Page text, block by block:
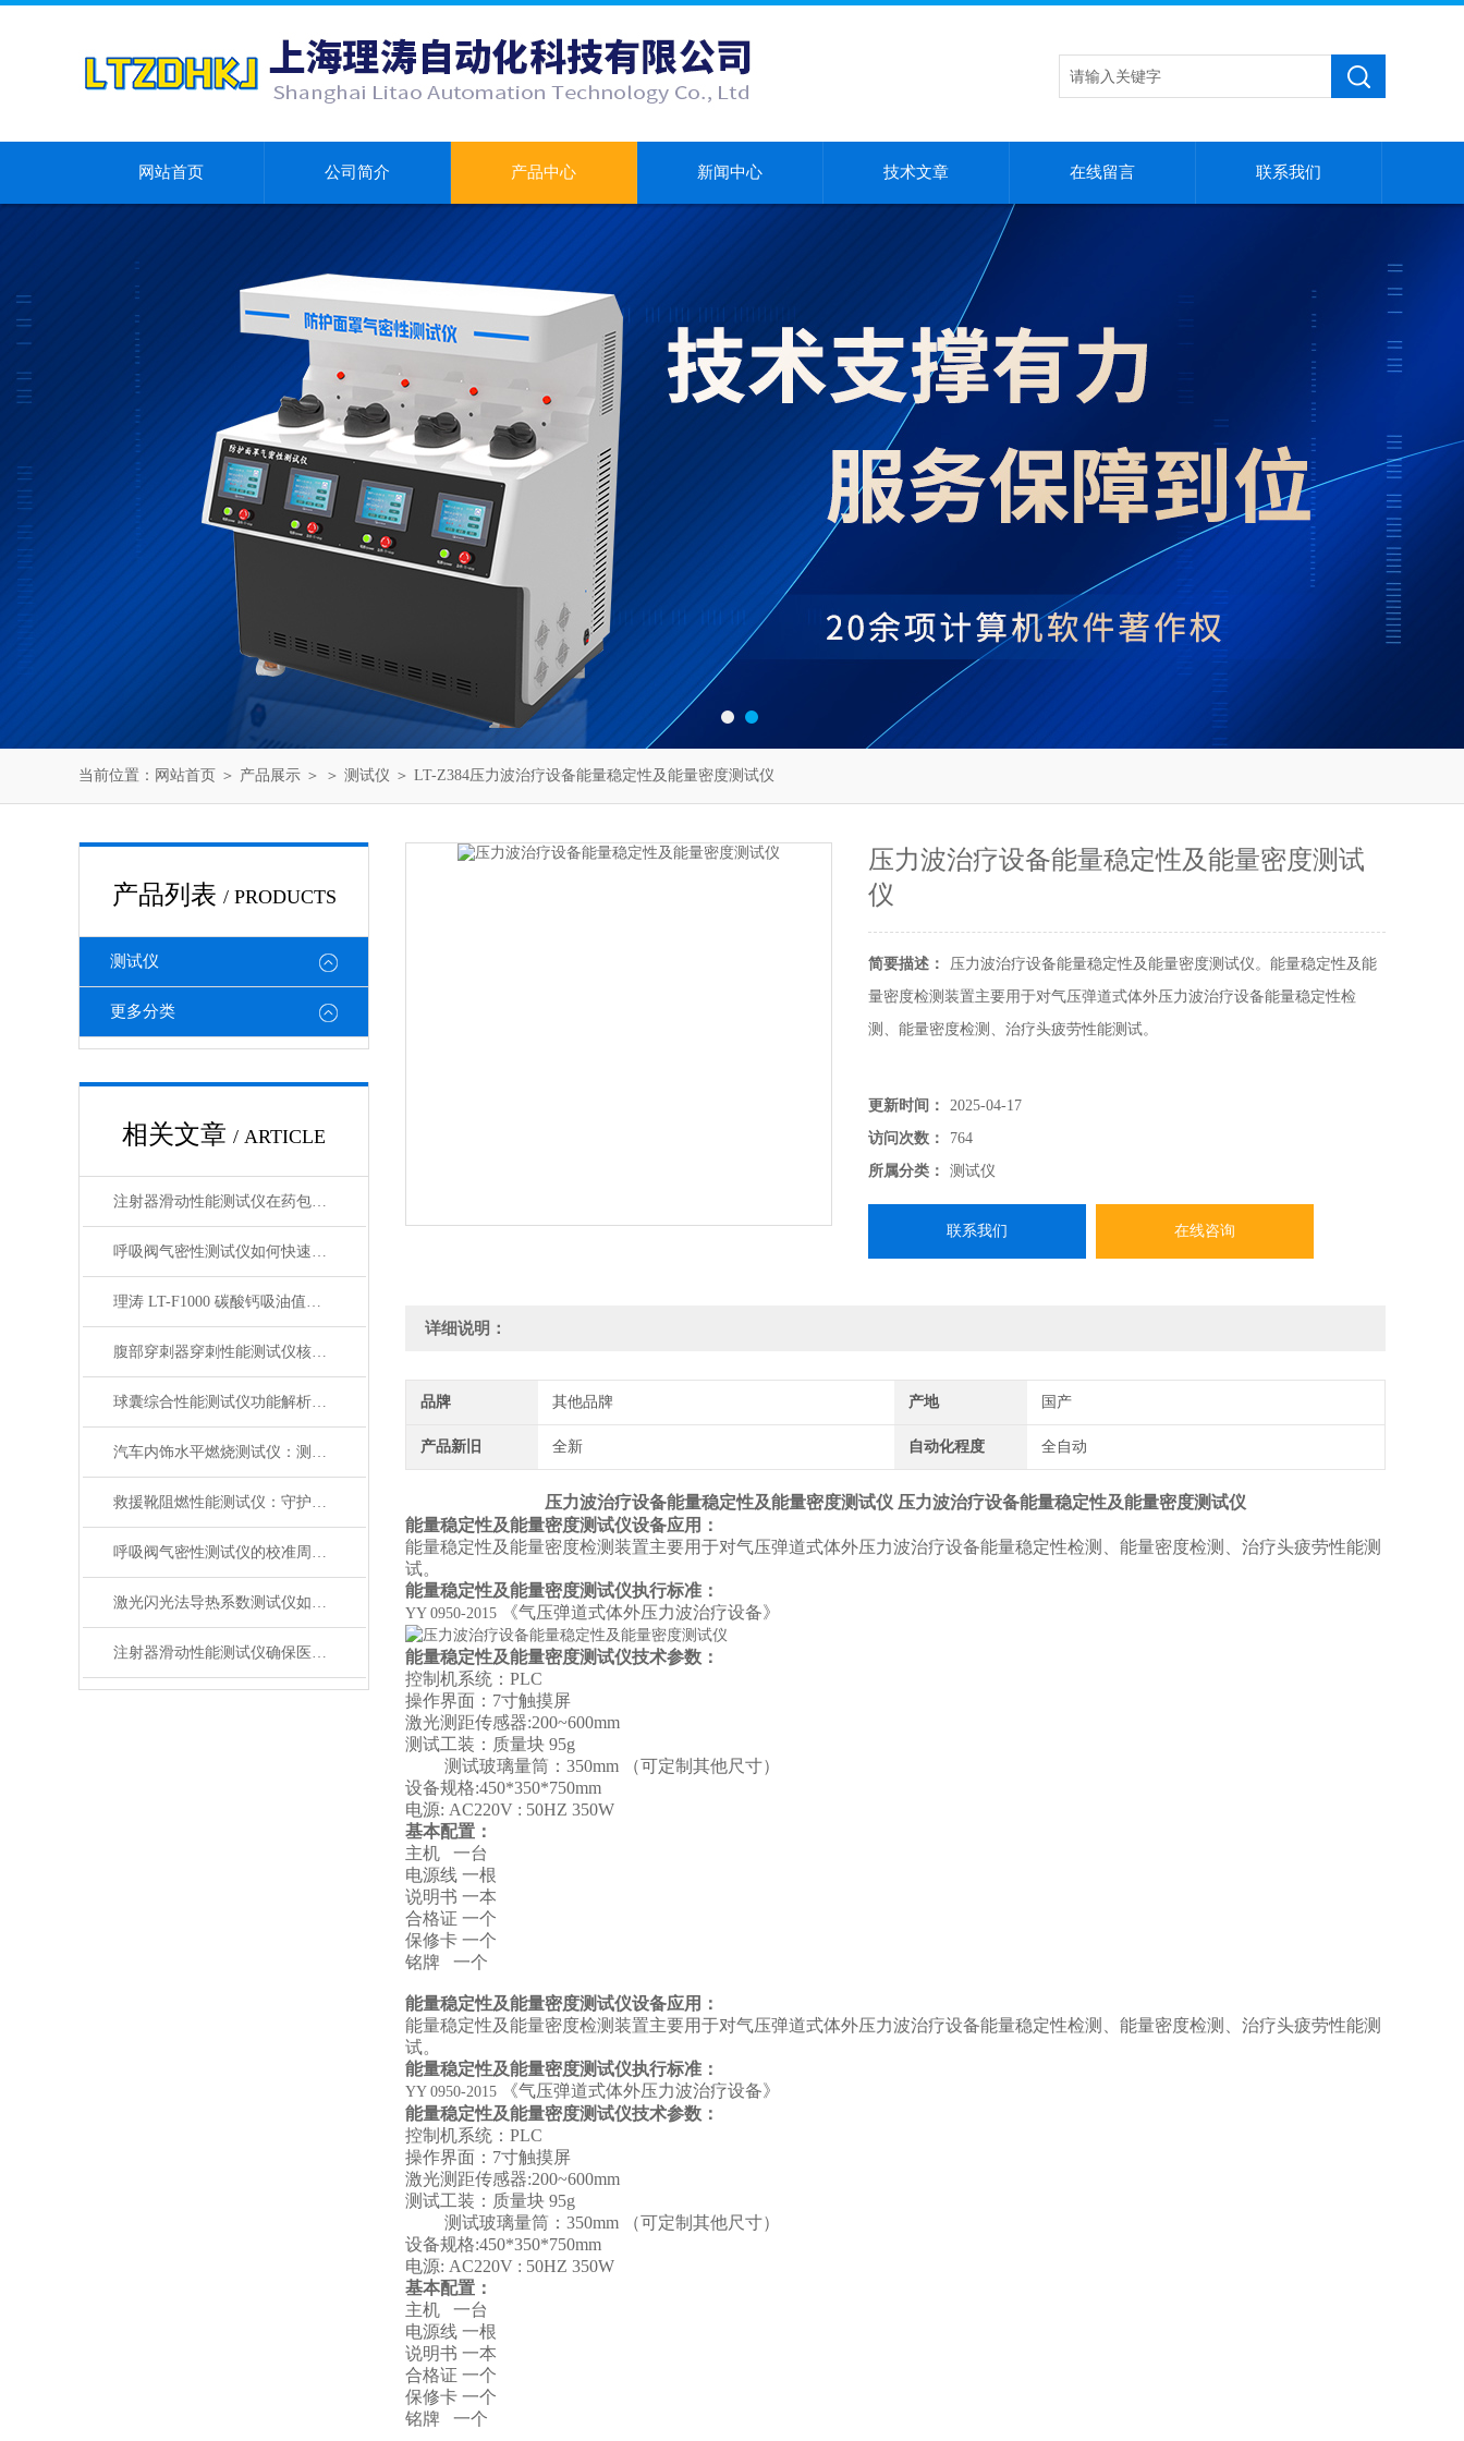
网站首页 公司简介 产品中心 新闻中心 技术文章 在线留言 联系我们
当前位置： 网站首页 ＞ 产品展示 ＞ ＞ 测试仪 ＞ LT-Z384压力波治疗设备能量稳定性及能量密度测试仪
产品列表 / PRODUCTS
测试仪
更多分类
相关文章 / ARTICLE
注射器滑动性能测试仪在药包材检测中的应用
呼吸阀气密性测试仪如何快速判断呼吸阀是否失效？
理涛 LT-F1000 碳酸钙吸油值测试仪 介绍说明
腹部穿刺器穿刺性能测试仪核心测试指标：穿刺力、峰值力、穿透力解析
球囊综合性能测试仪功能解析：额定爆破压（RBP）、顺应性、疲劳强度
汽车内饰水平燃烧测试仪：测试步骤、试样制备与结果判读
救援靴阻燃性能测试仪：守护救援人员足部安全的检测装备
呼吸阀气密性测试仪的校准周期与重要性
激光闪光法导热系数测试仪如何征服极端温度下的材料测试？
注射器滑动性能测试仪确保医疗注射安全顺畅
压力波治疗设备能量稳定性及能量密度测试
仪
简要描述：
压力波治疗设备能量稳定性及能量密度测试仪。能量稳定性及能
量密度检测装置主要用于对气压弹道式体外压力波治疗设备能量稳定性检
测、能量密度检测、治疗头疲劳性能测试。
更新时间：
2025-04-17
访问次数：
764
所属分类：
测试仪
联系我们 在线咨询
详细说明：
品牌 其他品牌 产地 国产
产品新旧 全新 自动化程度 全自动
压力波治疗设备能量稳定性及能量密度测试仪 压力波治疗设备能量稳定性及能量密度测试仪
能量稳定性及能量密度测试仪设备应用：
能量稳定性及能量密度检测装置主要用于对气压弹道式体外压力波治疗设备能量稳定性检测、能量密度检测、治疗头疲劳性能测
试。
能量稳定性及能量密度测试仪执行标准：
YY 0950-2015 《气压弹道式体外压力波治疗设备》
能量稳定性及能量密度测试仪技术参数：
控制机系统： PLC
操作界面： 7寸触摸屏
激光测距传感器:200~600mm
测试工装：质量块 95g
测试玻璃量筒： 350mm
（可定制其他尺寸）
设备规格:450*350*750mm
电源: AC220V : 50HZ 350W
基本配置：
主机 一台
电源线 一根
说明书 一本
合格证 一个
保修卡 一个
铭牌 一个
能量稳定性及能量密度测试仪设备应用：
能量稳定性及能量密度检测装置主要用于对气压弹道式体外压力波治疗设备能量稳定性检测、能量密度检测、治疗头疲劳性能测
试。
能量稳定性及能量密度测试仪执行标准：
YY 0950-2015 《气压弹道式体外压力波治疗设备》
能量稳定性及能量密度测试仪技术参数：
控制机系统： PLC
操作界面： 7寸触摸屏
激光测距传感器:200~600mm
测试工装：质量块 95g
测试玻璃量筒： 350mm
（可定制其他尺寸）
设备规格:450*350*750mm
电源: AC220V : 50HZ 350W
基本配置：
主机 一台
电源线 一根
说明书 一本
合格证 一个
保修卡 一个
铭牌 一个